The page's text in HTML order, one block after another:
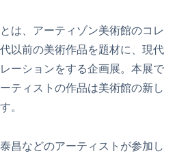
は、アーティゾン美術館のコレ
以前の美術作品を題材に、現代
ーションをする企画展。本展で
ティストの作品は美術館の新し
。
昌などのアーティストが参加し